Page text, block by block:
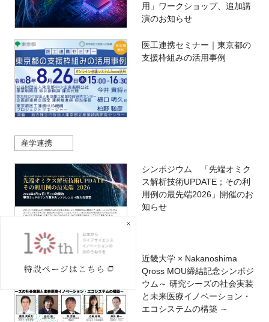
用」ワークショップ、追加講
演のお知らせ
医工連携セミナー｜東京都の
支援枠組みの活用事例
産学連携
シンポジウム 「先端オミク
ス解析技術UPDATE；その利
用例の最先端2026」開催のお
知らせ
近畿大学 × Nakanoshima
Qross MOU締結記念シンポジ
ウム～ 研究シーズの社会実装
と未来医療イノベーション・
エコシステムの構築 ～